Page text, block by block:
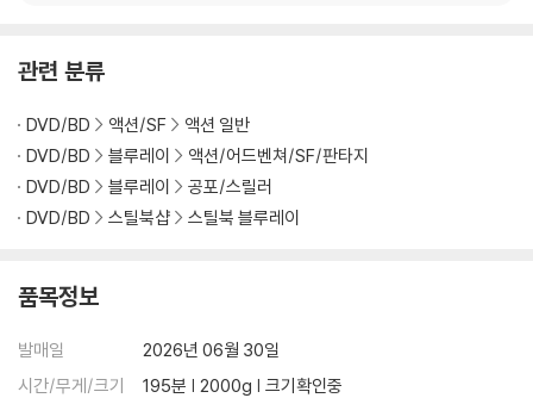
관련 분류
DVD/BD 액션/SF
액션 일반
DVD/BD
블루레이
액션/어드벤쳐/SF/판타지
DVD/BD
블루레이
공포/스릴러
DVD/BD
스틸북샵 스틸북 블루레이
품목정보
발매일
2026년 06월 30일
시간/무게/크기
195분 | 2000g | 크기확인중